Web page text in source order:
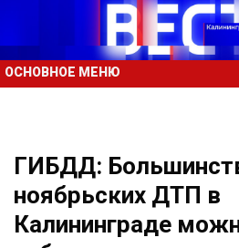
ОСНОВНОЕ МЕНЮ
ГИБДД:
ноябрьских ДТП в
Калининграде